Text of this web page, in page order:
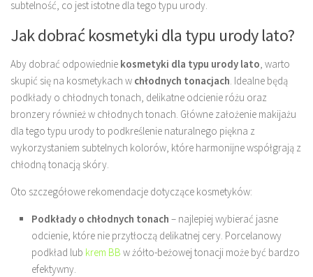
subtelność, co jest istotne dla tego typu urody.
Jak dobrać kosmetyki dla typu urody lato?
Aby dobrać odpowiednie kosmetyki dla typu urody lato, warto
skupić się na kosmetykach w chłodnych tonacjach. Idealne będą
podkłady o chłodnych tonach, delikatne odcienie różu oraz
bronzery również w chłodnych tonach. Główne założenie makijażu
dla tego typu urody to podkreślenie naturalnego piękna z
wykorzystaniem subtelnych kolorów, które harmonijne współgrają z
chłodną tonacją skóry.
Oto szczegółowe rekomendacje dotyczące kosmetyków:
Podkłady o chłodnych tonach – najlepiej wybierać jasne
odcienie, które nie przytłoczą delikatnej cery. Porcelanowy
podkład lub krem BB w żółto-beżowej tonacji może być bardzo
efektywny.